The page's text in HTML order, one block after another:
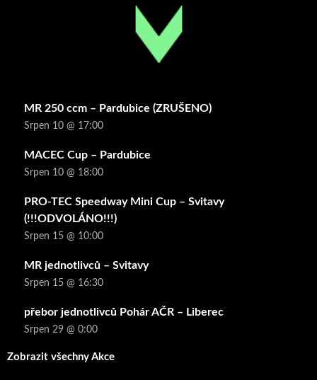
MR 250 ccm – Pardubice (ZRUŠENO)
Srpen 10 @ 17:00
MACEC Cup – Pardubice
Srpen 10 @ 18:00
PRO-TEC Speedway Mini Cup – Svitavy
(!!!ODVOLÁNO!!!)
Srpen 15 @ 10:00
MR jednotlivců – Svitavy
Srpen 15 @ 16:30
přebor jednotlivců Pohár AČR – Liberec
Srpen 29 @ 0:00
Zobrazit všechny Akce